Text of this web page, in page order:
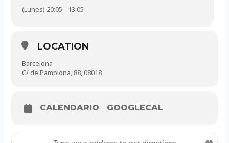
(Lunes) 20:05 - 13:05
LOCATION
Barcelona
C/ de Pamplona, 88, 08018
CALENDARIO GOOGLECAL